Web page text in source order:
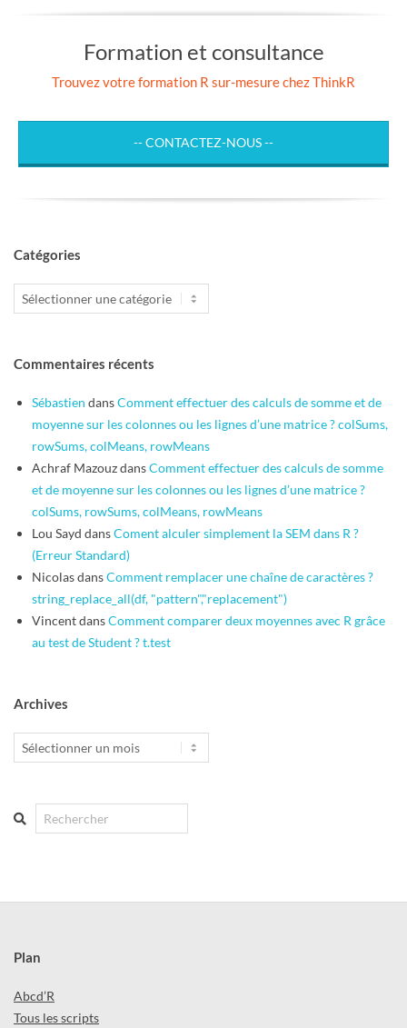
Formation et consultance
Trouvez votre formation R sur-mesure chez ThinkR
-- CONTACTEZ-NOUS --
Catégories
Catégories
Commentaires récents
Sébastien dansComment effectuer des calculs de somme et de
moyenne sur les colonnes ou les lignes d’une matrice ? colSums,
rowSums, colMeans, rowMeans
Achraf MazouzdansComment effectuer des calculs de somme
et de moyenne sur les colonnes ou les lignes d’une matrice ?
colSums, rowSums, colMeans, rowMeans
Lou Sayd dansComent alculer simplement la SEM dans R ?
(Erreur Standard)
NicolasdansComment remplacer une chaîne de caractères ?
string_replace_all(df, "pattern","replacement")
VincentdansComment comparer deux moyennes avec R grâce
au test de Student ? t.test
Archives
Archives
Search
Plan
Abcd’R
Tous les scripts